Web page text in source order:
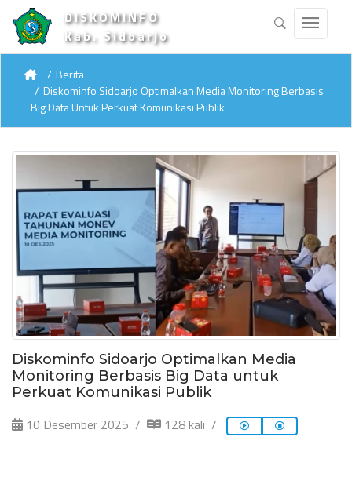
DISKOMINFO
Kab. Sidoarjo
Berita
Diskominfo Sidoarjo Optimalkan Media Monitoring Berbasis
Big Data Untuk Perkuat Komunikasi Publik
Diskominfo Sidoarjo Optimalkan Media
Monitoring Berbasis Big Data untuk
Perkuat Komunikasi Publik
10 Desember 2025 128 kali